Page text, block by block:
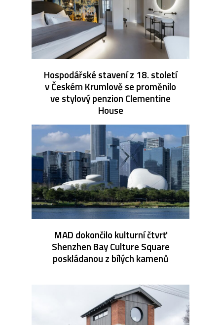
Hospodářské stavení z 18. století
v Českém Krumlově se proměnilo
ve stylový penzion Clementine
House
MAD dokončilo kulturní čtvrť
Shenzhen Bay Culture Square
poskládanou z bílých kamenů